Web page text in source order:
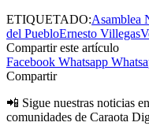
ETIQUETADO:Asamblea
del PuebloErnesto Villegas
Compartir este artículo
Facebook Whatsapp
Compartir
📲 Sigue nuestras noticias
comunidades de Caraota